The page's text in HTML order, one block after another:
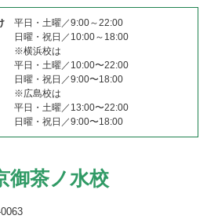
平日・土曜／9:00～22:00
日曜・祝日／10:00～18:00
※横浜校は
平日・土曜／10:00〜22:00
日曜・祝日／9:00〜18:00
※広島校は
平日・土曜／13:00〜22:00
日曜・祝日／9:00〜18:00
御茶ノ水校